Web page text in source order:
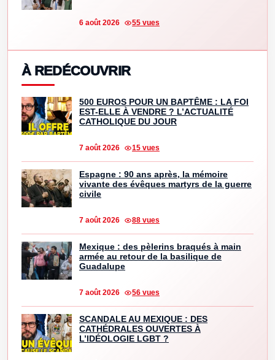
6 août 2026 55 vues
À REDÉCOUVRIR
500 EUROS POUR UN BAPTÊME : LA FOI
EST-ELLE À VENDRE ? L’ACTUALITÉ
CATHOLIQUE DU JOUR
7 août 2026 15 vues
Espagne : 90 ans après, la mémoire
vivante des évêques martyrs de la guerre
civile
7 août 2026 88 vues
Mexique : des pèlerins braqués à main
armée au retour de la basilique de
Guadalupe
7 août 2026 56 vues
SCANDALE AU MEXIQUE : DES
CATHÉDRALES OUVERTES À
L’IDÉOLOGIE LGBT ?